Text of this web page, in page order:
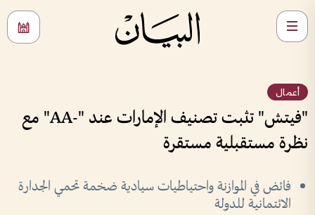
أعمال
"فيتش" تثبت تصنيف الإمارات عند "-AA" مع
نظرة مستقبلية مستقرة
فائض في الموازنة واحتياطيات سيادية ضخمة تحمي الجدارة
الائتمانية للدولة